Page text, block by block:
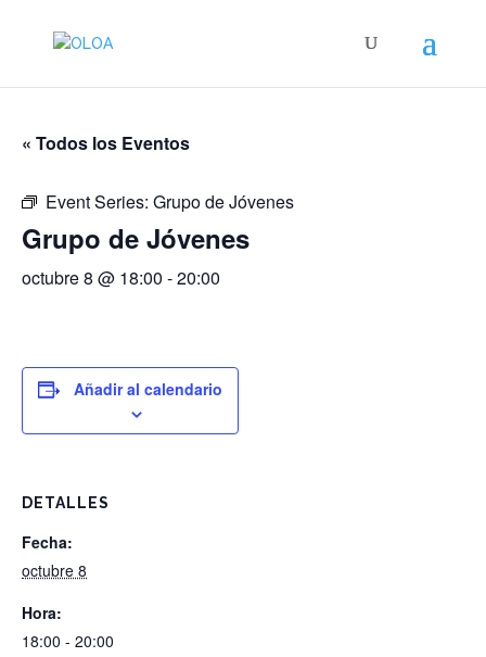
« Todos los Eventos
Event Series: Grupo de Jóvenes
Grupo de Jóvenes
octubre 8 @ 18:00 -20:00
Añadir al calendario
DETALLES
Fecha:
octubre 8
Hora:
18:00 - 20:00